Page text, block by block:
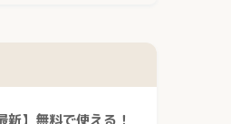
新】無料で使える！